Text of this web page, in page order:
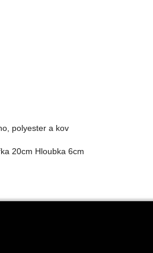
polyester a kov
20cm Hloubka 6cm